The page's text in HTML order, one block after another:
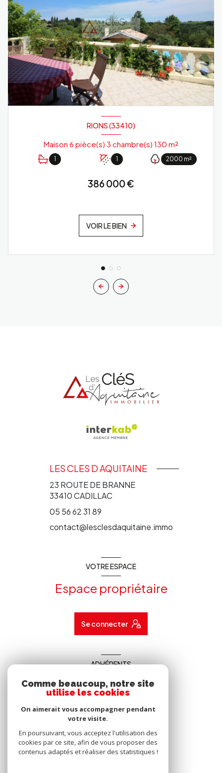
RIONS (33410)
Maison 6 pièce(s) 3 chambre(s) 130 m²
1 1 2000 m²
386 000 €
VOIR LE BIEN
LES CLES D AQUITAINE
23 ROUTE DE BRANNE
33410CADILLAC
05 56 62 31 89
contact@lesclesdaquitaine.immo
VOTRE ESPACE
Espace propriétaire
Se connecter
ADHÉRENTS
Nous adhérons
Comme beaucoup, notre site
utilise les cookies
On aimerait vous accompagner pendant
votre visite.
En poursuivant, vous acceptez l'utilisation des
cookies par ce site, afin de vous proposer des
contenus adaptés et réaliser des statistiques !